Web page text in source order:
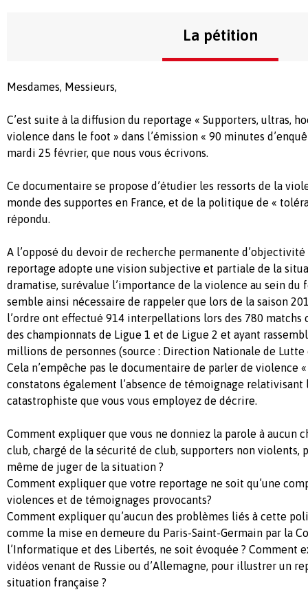
La pétition
Mesdames, Messieurs,
C’est suite à la diffusion du reportage « Supporters, ultras,
violence dans le foot » dans l’émission « 90 minutes
mardi 25 février, que nous vous écrivons.
Ce documentaire se propose d’étudier les ressorts de la
monde des supportes en France, et de la politique de «
répondu.
A l’opposé du devoir de recherche permanente
reportage adopte une vision subjective et partiale de la
dramatise, surévalue l’importance de la violence au sein du
semble ainsi nécessaire de rappeler que lors de la saison
l’ordre ont effectué 914 interpellations lors des 780 matchs
des championnats de Ligue 1 et de Ligue 2 et ayant
millions de personnes (source : Direction Nationale de
Cela n’empêche pas le documentaire de parler de violence
constatons également l’absence de témoignage
catastrophiste que vous vous employez de décrire.
Comment expliquer que vous ne donniez la parole à aucun
club, chargé de la sécurité de club, supporters non violents,
même de juger de la situation ?
Comment expliquer que votre reportage ne soit qu’une
violences et de témoignages provocants?
Comment expliquer qu’aucun des problèmes liés à cette
comme la mise en demeure du Paris-Saint-Germain par la
l’Informatique et des Libertés, ne soit évoquée ? Comment
vidéos venant de Russie ou d’Allemagne, pour illustrer un
situation française ?